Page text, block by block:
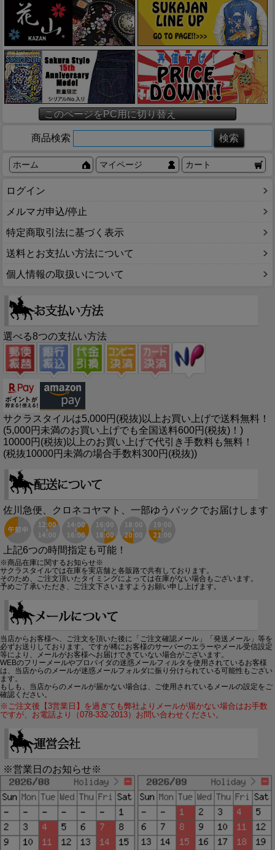
このページをPC用に切り替え
商品検索
ホーム マイページ カート
ログイン
メルマガ申込/停止
特定商取引法に基づく表示
送料とお支払い方法について
個人情報の取扱いについて
選べる8つの支払い方法
サクラスタイルは5,000円(税抜)以上お買い上げで送料無料！
(5,000円未満のお買い上げでも全国送料600円(税抜)！)
10000円(税抜)以上のお買い上げで代引き手数料も無料！
(税抜10000円未満の場合手数料300円(税抜))
佐川急便、クロネコヤマト、一部ゆうパックでお届けします
上記6つの時間指定も可能！
※商品在庫に関するお知らせ※
サクラスタイルでは在庫を実店舗と各販路で共有しております。
そのため、ご注文頂いたタイミングによっては在庫がない場合もございます。
予めご了承いただき、ご注文下さいますようお願い申し上げます。
当店からお客様へ、ご注文を頂いた後に「ご注文確認メール」「発送メール」等を
必ずお送りしております。ですが稀にお客様のサーバーのエラーやメール受信設定
等により、メールがお客様へお届けできていない場合がございます。
WEBのフリーメールやプロバイダの迷惑メールフィルタを使用されているお客様
は、当店からのメールが迷惑メールフォルダに振り分けられている可能性もござい
ます。
もしも、当店からのメールが届かない場合は、ご使用されているメールの設定をご
確認ください。
※ご注文後【3営業日】を過ぎても弊社よりメールが届かない場合はお手数
ですが、お電話より（078-332-2013）お問い合わせください。
※営業日のお知らせ※